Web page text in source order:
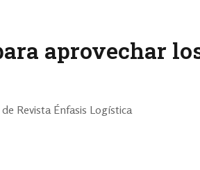
aprovechar
Revista Énfasis Logística